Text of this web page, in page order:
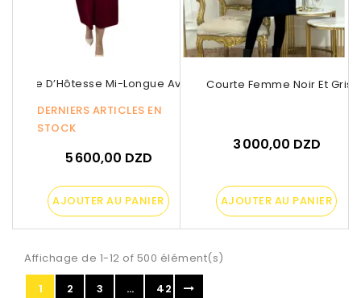
Robe D’Hôtesse Mi-Longue Avec...
DERNIERS ARTICLES EN
STOCK
5 600,00 DZD
AJOUTER AU PANIER
Robe Courte Femme Noir Et
3 000,00 DZD
AJOUTER AU PANIER
Affichage de 1-12 of 500 élément(s)
1
2 3 … 42